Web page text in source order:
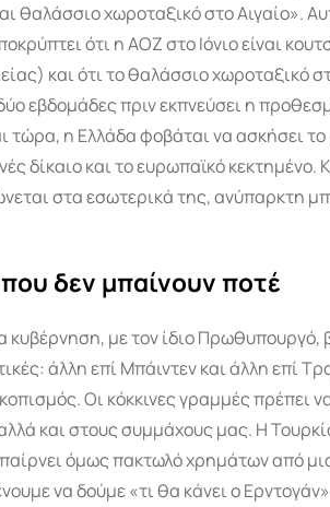
θαλάσσιο χωροταξικό στο Αιγαίο».
ότι η ΑΟΖ στο Ιόνιο είναι
και ότι το θαλάσσιο χωροταξικό
εβδομάδες πριν εκπνεύσει η
τώρα, η Ελλάδα φοβάται να ασκήσει
δίκαιο και το ευρωπαϊκό κεκτημένο.
στα εσωτερικά της, ανύπαρκτη
δεν μπαίνουν ποτέ
κυβέρνηση, με τον ίδιο Πρωθυπουργό,
άλλη επί Μπάιντεν και άλλη επί
Οι κόκκινες γραμμές πρέπει
και στους συμμάχους μας. Η
όμως πακτωλό χρημάτων από
να δούμε «τι θα κάνει ο